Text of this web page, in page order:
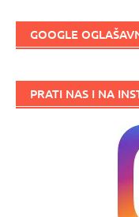
GOOGLE
PRATI NAS I NA